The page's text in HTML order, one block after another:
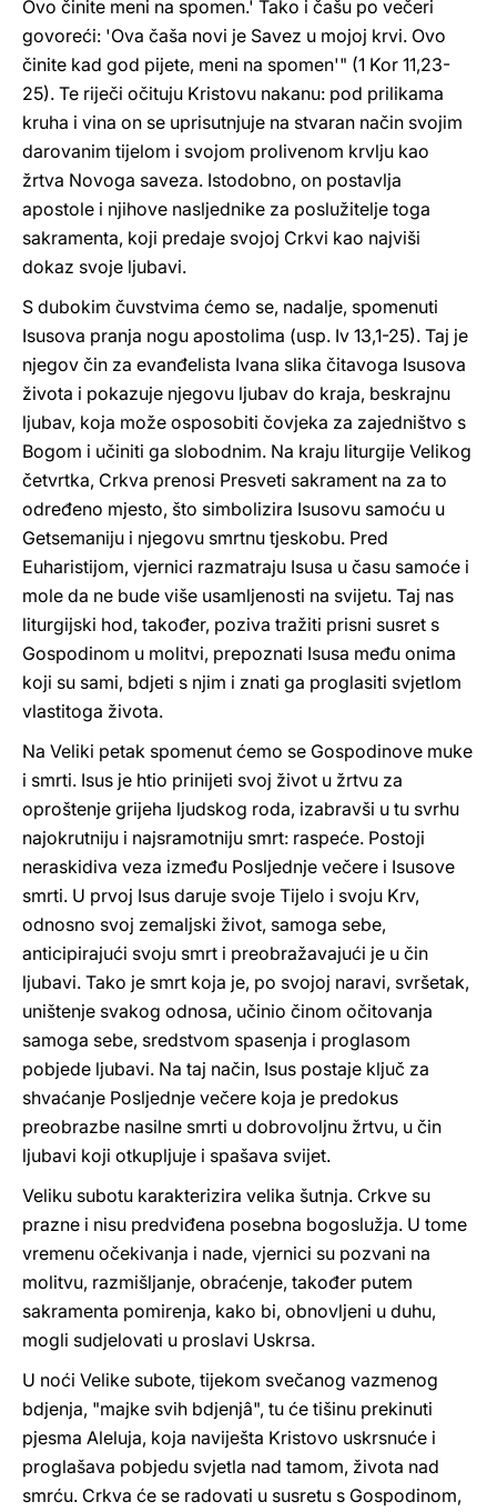
Ovo činite meni na spomen.' Tako i čašu po večeri
govoreći: 'Ova čaša novi je Savez u mojoj krvi. Ovo
činite kad god pijete, meni na spomen'" (1 Kor 11,23-
25). Te riječi očituju Kristovu nakanu: pod prilikama
kruha i vina on se uprisutnjuje na stvaran način svojim
darovanim tijelom i svojom prolivenom krvlju kao
žrtva Novoga saveza. Istodobno, on postavlja
apostole i njihove nasljednike za poslužitelje toga
sakramenta, koji predaje svojoj Crkvi kao najviši
dokaz svoje ljubavi.
S dubokim čuvstvima ćemo se, nadalje, spomenuti
Isusova pranja nogu apostolima (usp. Iv 13,1-25). Taj je
njegov čin za evanđelista Ivana slika čitavoga Isusova
života i pokazuje njegovu ljubav do kraja, beskrajnu
ljubav, koja može osposobiti čovjeka za zajedništvo s
Bogom i učiniti ga slobodnim. Na kraju liturgije Velikog
četvrtka, Crkva prenosi Presveti sakrament na za to
određeno mjesto, što simbolizira Isusovu samoću u
Getsemaniju i njegovu smrtnu tjeskobu. Pred
Euharistijom, vjernici razmatraju Isusa u času samoće i
mole da ne bude više usamljenosti na svijetu. Taj nas
liturgijski hod, također, poziva tražiti prisni susret s
Gospodinom u molitvi, prepoznati Isusa među onima
koji su sami, bdjeti s njim i znati ga proglasiti svjetlom
vlastitoga života.
Na Veliki petak spomenut ćemo se Gospodinove muke
i smrti. Isus je htio prinijeti svoj život u žrtvu za
oproštenje grijeha ljudskog roda, izabravši u tu svrhu
najokrutniju i najsramotniju smrt: raspeće. Postoji
neraskidiva veza između Posljednje večere i Isusove
smrti. U prvoj Isus daruje svoje Tijelo i svoju Krv,
odnosno svoj zemaljski život, samoga sebe,
anticipirajući svoju smrt i preobražavajući je u čin
ljubavi. Tako je smrt koja je, po svojoj naravi, svršetak,
uništenje svakog odnosa, učinio činom očitovanja
samoga sebe, sredstvom spasenja i proglasom
pobjede ljubavi. Na taj način, Isus postaje ključ za
shvaćanje Posljednje večere koja je predokus
preobrazbe nasilne smrti u dobrovoljnu žrtvu, u čin
ljubavi koji otkupljuje i spašava svijet.
Veliku subotu karakterizira velika šutnja. Crkve su
prazne i nisu predviđena posebna bogoslužja. U tome
vremenu očekivanja i nade, vjernici su pozvani na
molitvu, razmišljanje, obraćenje, također putem
sakramenta pomirenja, kako bi, obnovljeni u duhu,
mogli sudjelovati u proslavi Uskrsa.
U noći Velike subote, tijekom svečanog vazmenog
bdjenja, "majke svih bdjenjâ", tu će tišinu prekinuti
pjesma Aleluja, koja naviješta Kristovo uskrsnuće i
proglašava pobjedu svjetla nad tamom, života nad
smrću. Crkva će se radovati u susretu s Gospodinom,